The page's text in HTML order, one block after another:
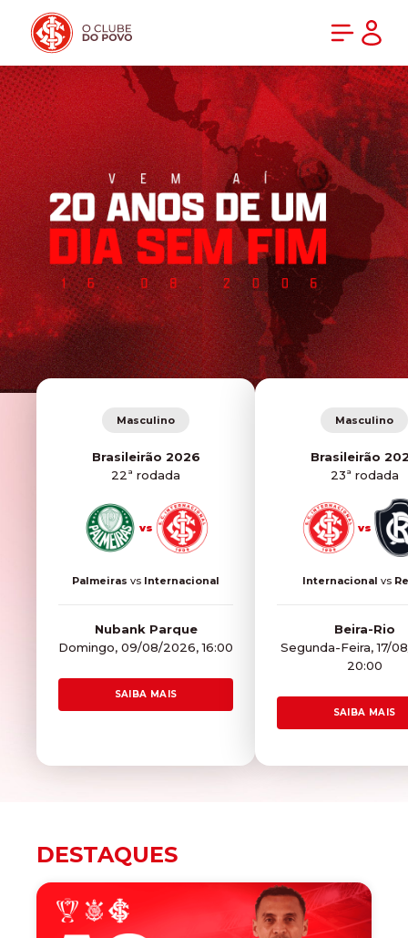
Masculino
Brasileirão 2026
22ª rodada
vs
Palmeiras vs Internacional
Nubank Parque
Domingo, 09/08/2026, 16:00
SAIBA MAIS
Masculino
Brasileirão
23ª rodada
vs
Internacional vs
Beira-Rio
Segunda-Feira, 17/
20:00
SAIBA MAIS
DESTAQUES